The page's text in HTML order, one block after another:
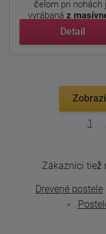
čelom pri nohách
vyrábaná z
dubu ...
Detail
1
Zákazníci tiež
Drevené postele